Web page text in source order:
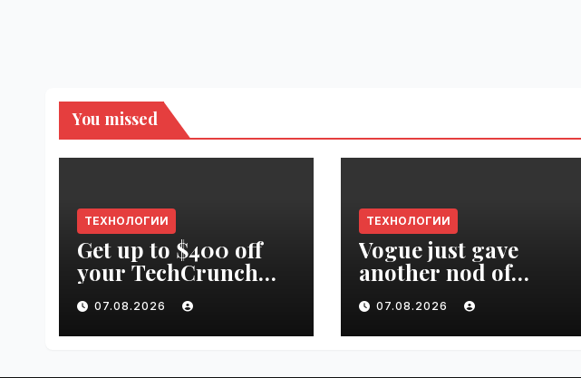
You missed
ТЕХНОЛОГИИ
Get up to $400 off
your TechCrunch
Disrupt 2026 pass
until tomorrow |
VseTime.ru
07.08.2026
ТЕХНОЛОГИИ
Vogue just gave
another nod of
approval to the tech
world | VseTime.ru
07.08.2026